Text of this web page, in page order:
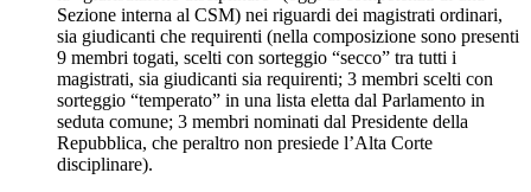
Sezione interna al CSM) nei riguardi dei magistrati ordinari,
sia giudicanti che requirenti (nella composizione sono presenti
9 membri togati, scelti con sorteggio “secco” tra tutti i
magistrati, sia giudicanti sia requirenti; 3 membri scelti con
sorteggio “temperato” in una lista eletta dal Parlamento in
seduta comune; 3 membri nominati dal Presidente della
Repubblica, che peraltro non presiede l’Alta Corte
disciplinare).